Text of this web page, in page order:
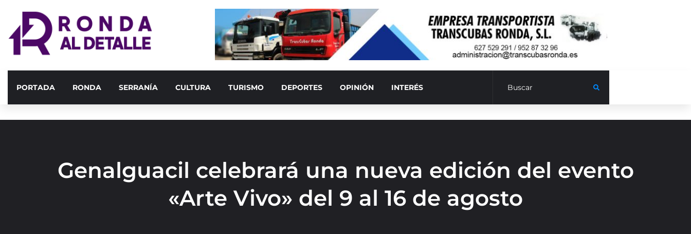
PORTADA RONDA SERRANÍA CULTURA TURISMO DEPORTES OPINIÓN INTERÉS
Genalguacil celebrará una nueva edición del evento
«Arte Vivo» del 9 al 16 de agosto